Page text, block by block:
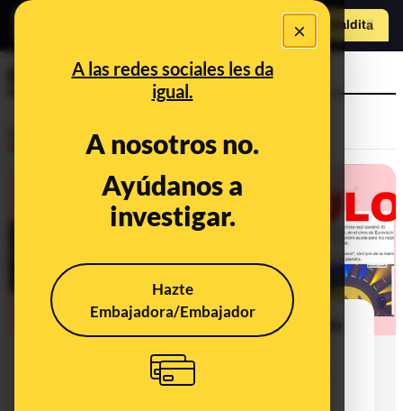
×
A las redes sociales les da
igual.
A nosotros no.
Ayúdanos a
investigar.
Hazte
Embajadora/Embajador
Hazte Maldito
Eurovisión
Del ‘douze points’ a los bulos: cómo
Eurovisión para desinformar sobre